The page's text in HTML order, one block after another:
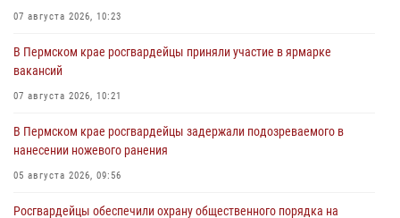
07 августа 2026, 10:23
В Пермском крае росгвардейцы приняли участие в ярмарке
вакансий
07 августа 2026, 10:21
В Пермском крае росгвардейцы задержали подозреваемого в
нанесении ножевого ранения
05 августа 2026, 09:56
Росгвардейцы обеспечили охрану общественного порядка на